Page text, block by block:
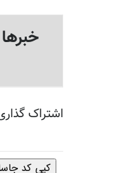
اشتراک
کپی کد